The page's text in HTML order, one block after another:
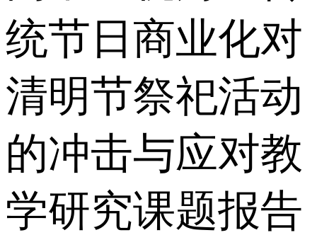
统节日商业化对
清明节祭祀活动
的冲击与应对教
学研究课题报告